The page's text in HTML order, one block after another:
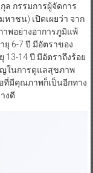
กรรมการผู้จัดการ
หาชน) เปิดเผยว่า จาก
พอย่างอาการภูมิแพ้
ยุ 6-7 ปี มีอัตราของ
13-14 ปี มีอัตราถึงร้อย
ญในการดูแลสุขภาพ
ที่มีคุณภาพก็เป็นอีกทาง
งดี